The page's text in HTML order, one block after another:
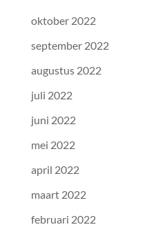
oktober 2022
september 2022
augustus 2022
juli 2022
juni 2022
mei 2022
april 2022
maart 2022
februari 2022